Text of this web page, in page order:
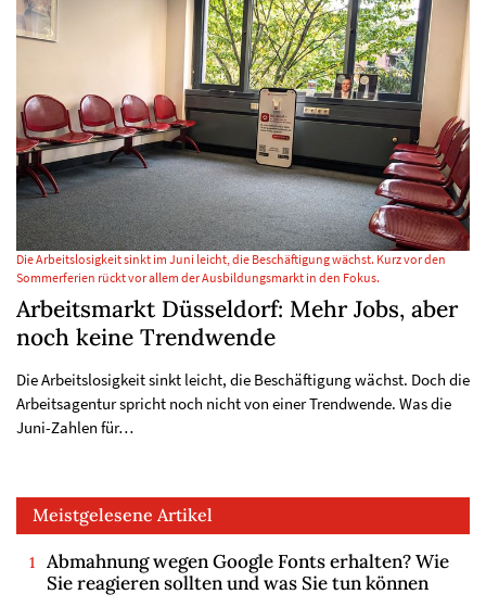
Die Arbeitslosigkeit sinkt im Juni leicht, die Beschäftigung wächst. Kurz vor den
Sommerferien rückt vor allem der Ausbildungsmarkt in den Fokus.
Arbeitsmarkt Düsseldorf: Mehr Jobs, aber
noch keine Trendwende
Die Arbeitslosigkeit sinkt leicht, die Beschäftigung wächst. Doch die
Arbeitsagentur spricht noch nicht von einer Trendwende. Was die
Juni-Zahlen für…
Meistgelesene Artikel
Abmahnung wegen Google Fonts erhalten? Wie
Sie reagieren sollten und was Sie tun können